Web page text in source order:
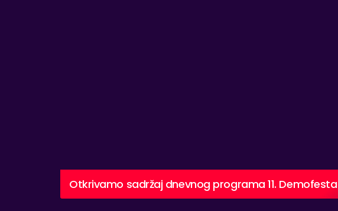
Otkrivamo sadržaj dnevnog programa 11. Demofesta